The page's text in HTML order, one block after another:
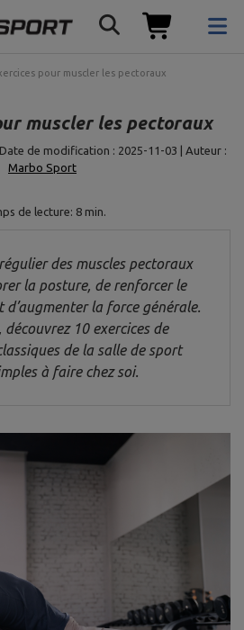
pour muscler les pectoraux
muscler les pectoraux
de modification : 2025-11-03 | Auteur :
Marbo Sport
de lecture: 8 min.
des muscles pectoraux
la posture, de renforcer le
d’augmenter la force générale.
10 exercices de
de la salle de sport
à faire chez soi.